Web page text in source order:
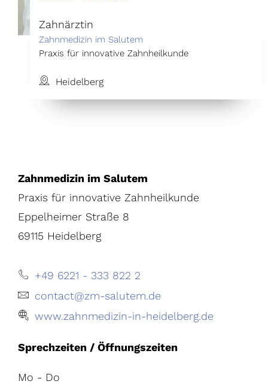
Zahnärztin
Zahnmedizin im Salutem
Praxis für innovative Zahnheilkunde
Heidelberg
Zahnmedizin im Salutem
Praxis für innovative Zahnheilkunde
Eppelheimer Straße 8
69115 Heidelberg
+49 6221 - 333 822 2
contact@zm-salutem.de
www.zahnmedizin-in-heidelberg.de
Sprechzeiten / Öffnungszeiten
Mo - Do